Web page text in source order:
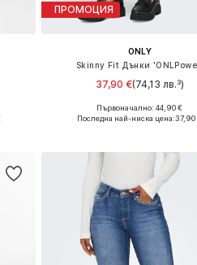
ПРОМОЦИЯ
ONLY
Skinny Fit Дънки
37,90 €(74,13 лв.³)
Предлага се в много размери
Първоначално: 44,90 €
Последна най-ниска цена:37,90